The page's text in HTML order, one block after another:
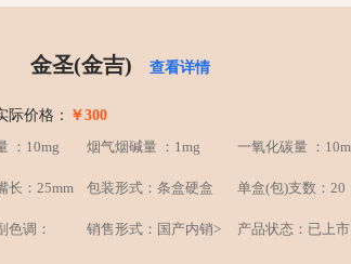
金圣(金吉) 查看详情
际价格： ￥300
：10mg 烟气烟碱量 ：1mg 一氧化碳量 ：
长：25mm 包装形式：条盒硬盒 单盒(包)支数：20
色调： 销售形式：国产内销> 产品状态：已上市